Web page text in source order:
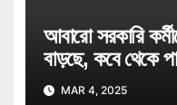
আবারো সরকারি
বাড়ছে, কবে থেকে
Govt Job
MAR 4, 2025